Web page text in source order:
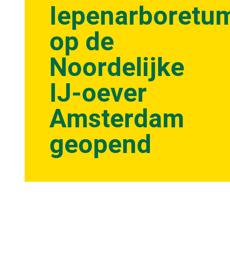
op de
Noordelijke
IJ-oever
Amsterdam
geopend